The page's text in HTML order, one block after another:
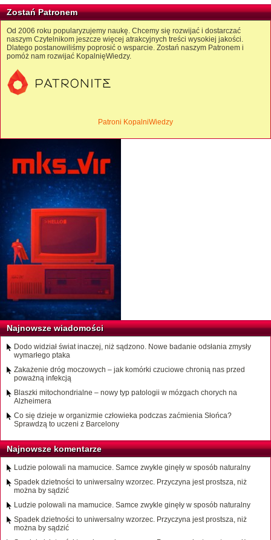
Zostań Patronem
Od 2006 roku popularyzujemy naukę. Chcemy się rozwijać i dostarczać
naszym Czytelnikom jeszcze więcej atrakcyjnych treści wysokiej jakości.
Dlatego postanowiliśmy poprosić o wsparcie. Zostań naszym Patronem i
pomóż nam rozwijać KopalnięWiedzy.
Patroni KopalniWiedzy
Najnowsze wiadomości
Dodo widział świat inaczej, niż sądzono. Nowe badanie odsłania zmysły
wymarłego ptaka
Zakażenie dróg moczowych – jak komórki czuciowe chronią nas przed
poważną infekcją
Blaszki mitochondrialne – nowy typ patologii w mózgach chorych na
Alzheimera
Co się dzieje w organizmie człowieka podczas zaćmienia Słońca?
Sprawdzą to uczeni z Barcelony
Najnowsze komentarze
Ludzie polowali na mamucice. Samce zwykle ginęły w sposób naturalny
Spadek dzietności to uniwersalny wzorzec. Przyczyna jest prostsza, niż
można by sądzić
Ludzie polowali na mamucice. Samce zwykle ginęły w sposób naturalny
Spadek dzietności to uniwersalny wzorzec. Przyczyna jest prostsza, niż
można by sądzić